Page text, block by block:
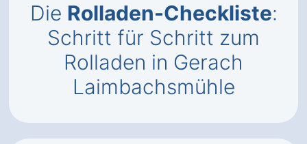
Die Rolladen-Checkliste:
Schritt für Schritt zum
Rolladen in Gerach
Laimbachsmühle